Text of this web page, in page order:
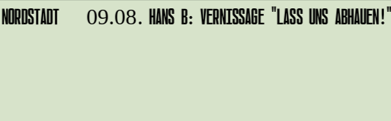
09.08.HANS B: VERNISSAGE "LASS UNS ABHAUEN!"